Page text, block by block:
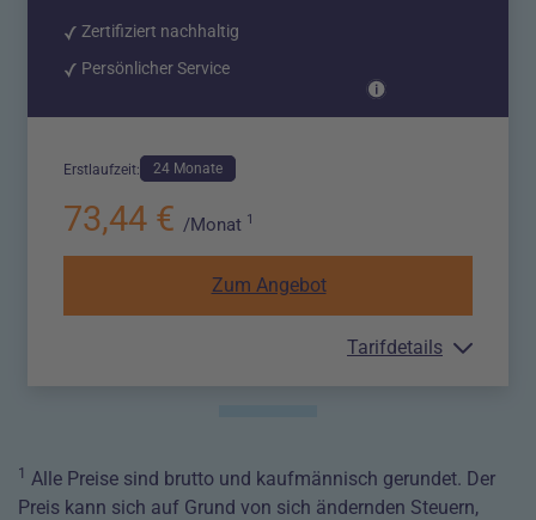
Zertifiziert nachhaltig
Persönlicher Service
Erstlaufzeit: 24 Monate
73,44 € /Monat 1
Zum Angebot
Tarifdetails
1 Alle Preise sind brutto und kaufmännisch gerundet. Der
Preis kann sich auf Grund von sich ändernden Steuern,